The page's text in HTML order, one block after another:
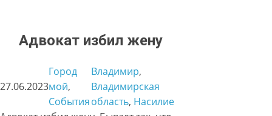
Адвокат избил жену
27.06.2023
Город
мой
События
Владимир
Владимирская
область, Насилие